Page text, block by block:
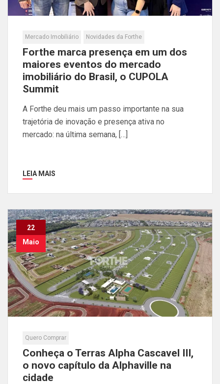
Mercado Imobiliário Novidades da Forthe
Forthe marca presença em um dos
maiores eventos do mercado
imobiliário do Brasil, o CUPOLA
Summit
A Forthe deu mais um passo importante na sua
trajetória de inovação e presença ativa no
mercado: na última semana, […]
LEIA MAIS
22
Maio
Quero Comprar
Conheça o Terras Alpha Cascavel III,
o novo capítulo da Alphaville na
cidade